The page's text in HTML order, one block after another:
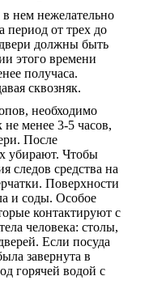
нем нежелательно
период от трех до
должны быть
этого времени
получаса.
сквозняк.
необходимо
менее 3-5 часов,
После
убирают. Чтобы
следов средства на
Поверхности
и соды. Особое
контактируют с
человека: столы,
Если посуда
завернута в
горячей водой с